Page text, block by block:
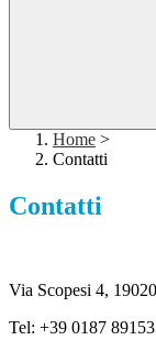
Home >
Contatti
Contatti
Via Scopesi 4,
Tel: +39 0187